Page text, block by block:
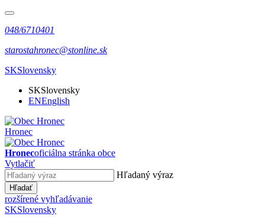
048/6710401
starostahronec@stonline.sk
SKSlovensky
SKSlovensky
ENEnglish
Hronec
Hronecoficiálna stránka obce
Vytlačiť
Hľadaný výraz
Hľadať
rozšírené vyhľadávanie
SKSlovensky